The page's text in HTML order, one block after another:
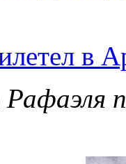
в
Рафаэля